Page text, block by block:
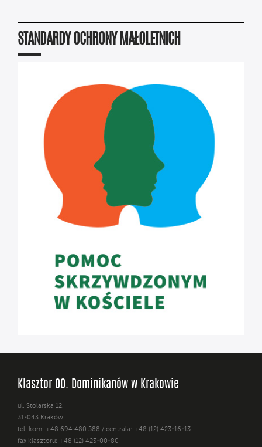
STANDARDY OCHRONY MAŁOLETNICH
Klasztor OO. Dominikanów w Krakowie
ul. Stolarska 12,
31-043 Kraków
tel. kom. +48 694 480 588 / centrala: +48 (12) 423-16-13
fax klasztoru: +48 (12) 423-00-80